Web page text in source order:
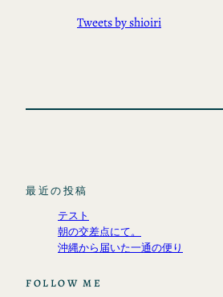
Tweets by shioiri
最近の投稿
テスト
朝の交差点にて。
沖縄から届いた一通の便り
FOLLOW ME